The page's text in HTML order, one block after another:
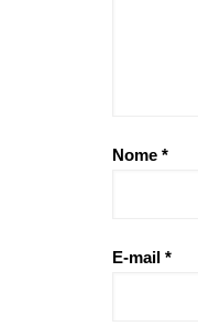
Nome *
E-mail *